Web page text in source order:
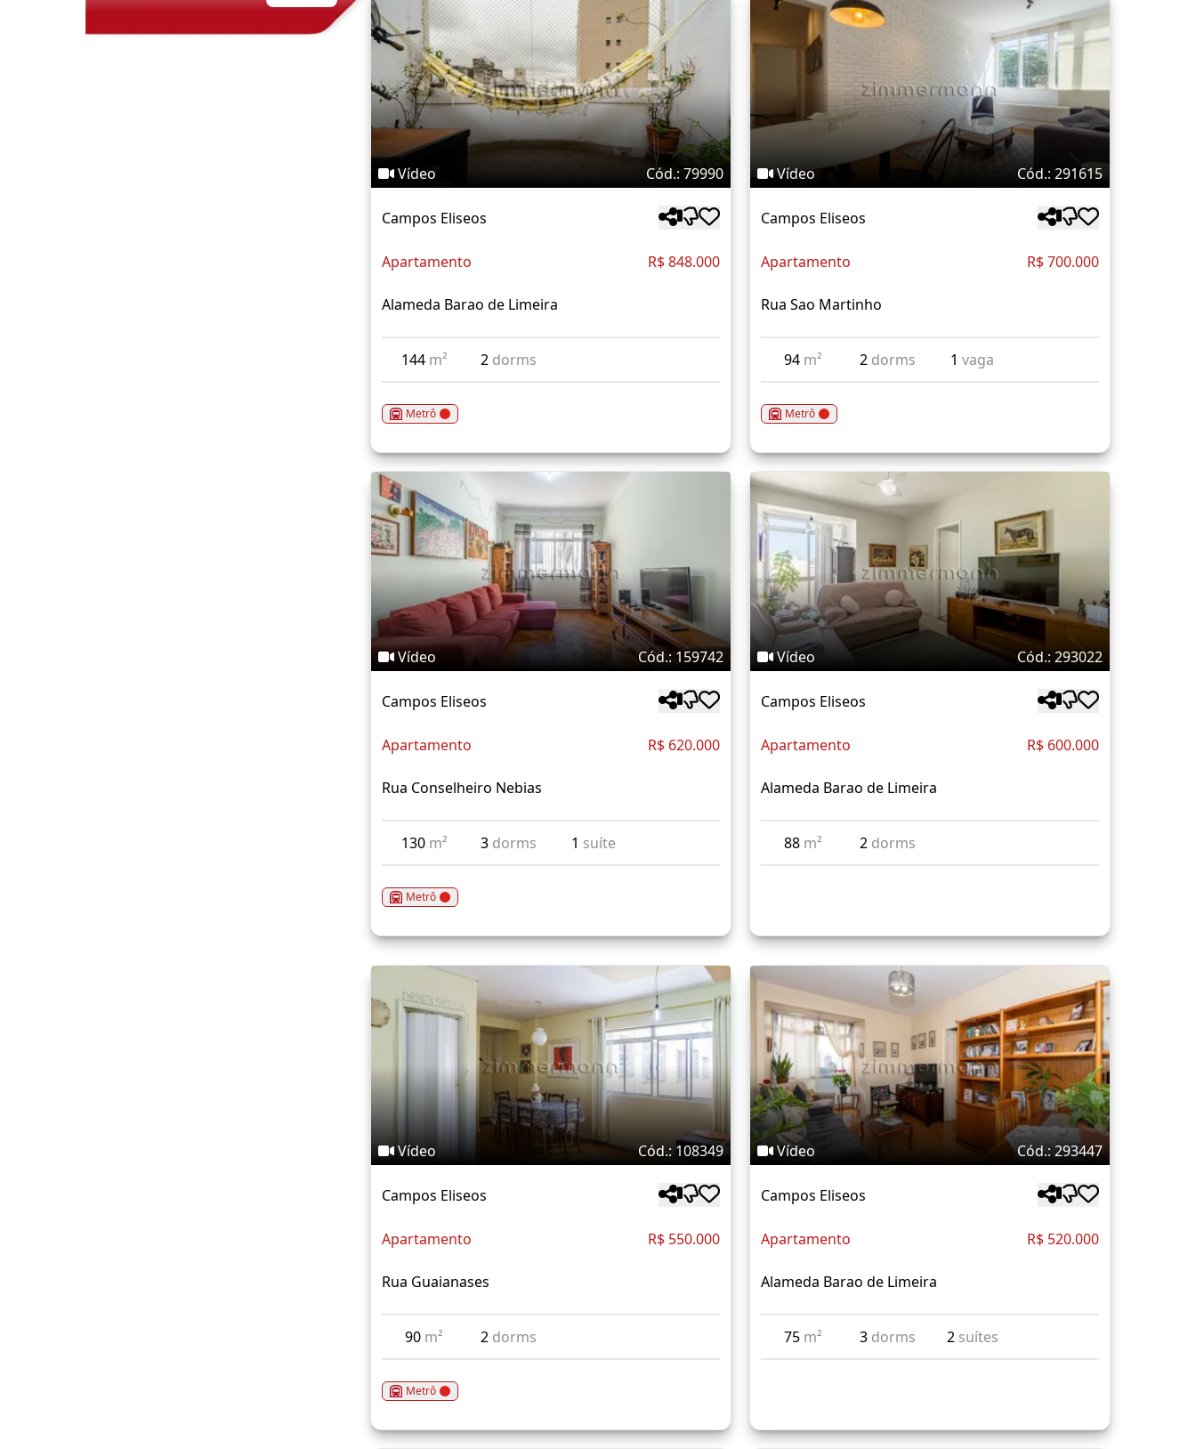
Vídeo Cód.: 79990
Campos Eliseos
Apartamento R$ 848.000
Alameda Barao de Limeira
144 m² 2 dorms
Metrô
Vídeo Cód.: 291615
Campos Eliseos
Apartamento R$ 700.000
Rua Sao Martinho
94 m² 2 dorms 1 vaga
Metrô
Vídeo Cód.: 159742
Campos Eliseos
Apartamento R$ 620.000
Rua Conselheiro Nebias
130 m² 3 dorms 1 suíte
Metrô
Vídeo Cód.: 293022
Campos Eliseos
Apartamento R$ 600.000
Alameda Barao de Limeira
88 m² 2 dorms
Vídeo Cód.: 108349
Campos Eliseos
Apartamento R$ 550.000
Rua Guaianases
90 m² 2 dorms
Metrô
Vídeo Cód.: 293447
Campos Eliseos
Apartamento R$ 520.000
Alameda Barao de Limeira
75 m² 3 dorms 2 suítes